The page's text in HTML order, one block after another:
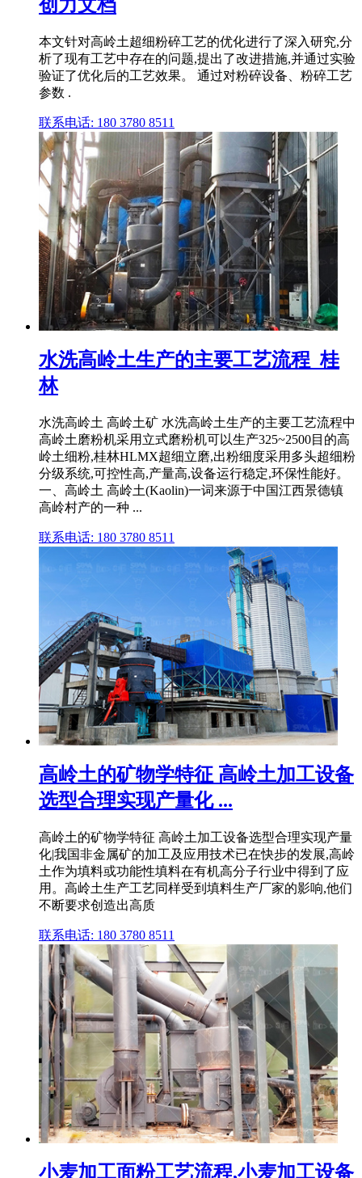
创力文档
本文针对高岭土超细粉碎工艺的优化进行了深入研究,分
析了现有工艺中存在的问题,提出了改进措施,并通过实验
验证了优化后的工艺效果。 通过对粉碎设备、粉碎工艺
参数 .
联系电话: 180 3780 8511
水洗高岭土生产的主要工艺流程_桂
林
水洗高岭土 高岭土矿 水洗高岭土生产的主要工艺流程中
高岭土磨粉机采用立式磨粉机可以生产325~2500目的高
岭土细粉,桂林HLMX超细立磨,出粉细度采用多头超细粉
分级系统,可控性高,产量高,设备运行稳定,环保性能好。
一、高岭土 高岭土(Kaolin)一词来源于中国江西景德镇
高岭村产的一种 ...
联系电话: 180 3780 8511
高岭土的矿物学特征 高岭土加工设备
选型合理实现产量化 ...
高岭土的矿物学特征 高岭土加工设备选型合理实现产量
化|我国非金属矿的加工及应用技术已在快步的发展,高岭
土作为填料或功能性填料在有机高分子行业中得到了应
用。高岭土生产工艺同样受到填料生产厂家的影响,他们
不断要求创造出高质
联系电话: 180 3780 8511
小麦加工面粉工艺流程,小麦加工设备